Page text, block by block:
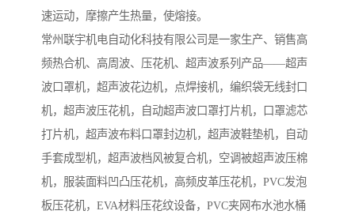
速运动，摩擦产生热量，使熔接。
常州联宇机电自动化科技有限公司是一家生产、销售高
频热合机、高周波、压花机、超声波系列产品——超声
波口罩机，超声波花边机，点焊接机，编织袋无线封口
机，超声波压花机，自动超声波口罩打片机，口罩滤芯
打片机，超声波布料口罩封边机，超声波鞋垫机，自动
手套成型机，超声波档风被复合机，空调被超声波压棉
机，服装面料凹凸压花机，高频皮革压花机，PVC发泡
板压花机，EVA材料压花纹设备，PVC夹网布水池水桶